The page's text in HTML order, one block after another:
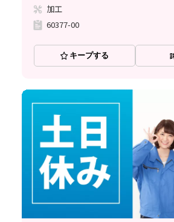
加工
60377-00
キープする